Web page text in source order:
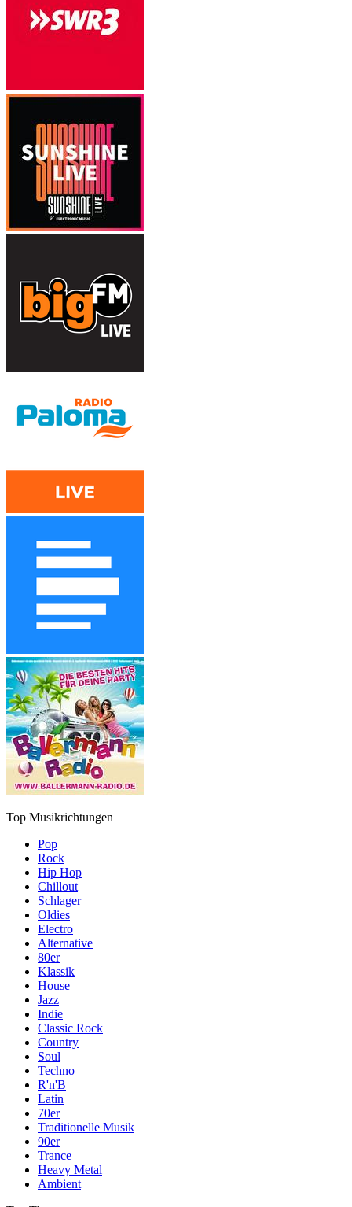
Top Musikrichtungen
Pop
Rock
Hip Hop
Chillout
Schlager
Oldies
Electro
Alternative
80er
Klassik
House
Jazz
Indie
Classic Rock
Country
Soul
Techno
R'n'B
Latin
70er
Traditionelle Musik
90er
Trance
Heavy Metal
Ambient